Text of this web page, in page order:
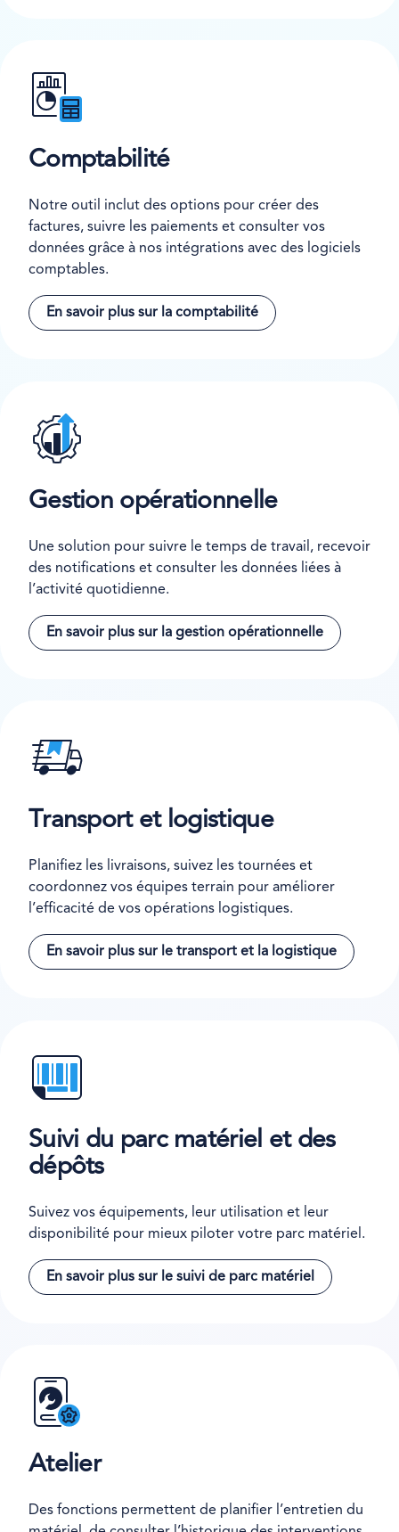
Comptabilité
Notre outil inclut des options pour créer des
factures, suivre les paiements et consulter vos
données grâce à nos intégrations avec des logiciels
comptables.
En savoir plus sur la comptabilité
Gestion opérationnelle
Une solution pour suivre le temps de travail, recevoir
des notifications et consulter les données liées à
l’activité quotidienne.
En savoir plus sur la gestion opérationnelle
Transport et logistique
Planifiez les livraisons, suivez les tournées et
coordonnez vos équipes terrain pour améliorer
l’efficacité de vos opérations logistiques.
En savoir plus sur le transport et la logistique
Suivi du parc matériel et des
dépôts
Suivez vos équipements, leur utilisation et leur
disponibilité pour mieux piloter votre parc matériel.
En savoir plus sur le suivi de parc matériel
Atelier
Des fonctions permettent de planifier l’entretien du